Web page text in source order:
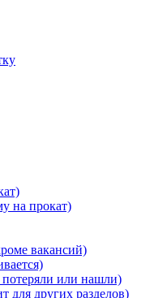
на прокат)
вакансий)
потеряли или нашли)
для других разделов)